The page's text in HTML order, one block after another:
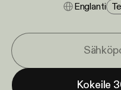
Englanti
Kokeile